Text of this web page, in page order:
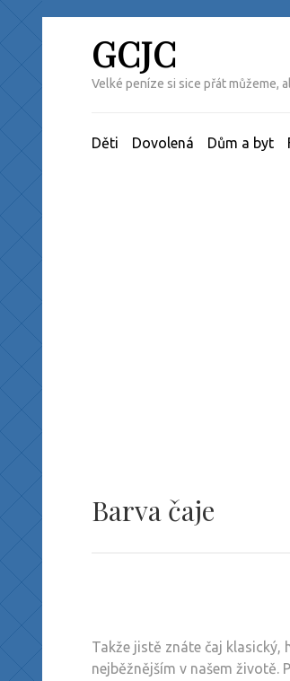
GCJC
Velké peníze si sice přát můžeme,
Děti Dovolená Dům a byt
Barva čaje
Takže jistě znáte čaj klasický,
nejběžnějším v našem životě.